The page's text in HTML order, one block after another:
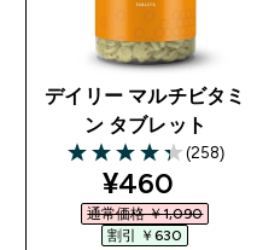
デイリー マルチビタミ
ン タブレット
4.34 out of 5 stars
(258)
discounted
¥460‎
通常価格 ￥1,090‎
割引 ￥630‎